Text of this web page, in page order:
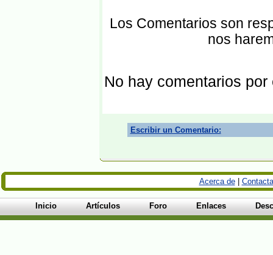
Los Comentarios son
nos
No hay comentarios por
Escribir un Comentario:
Acerca de|
Inicio Artículos Foro Enlaces